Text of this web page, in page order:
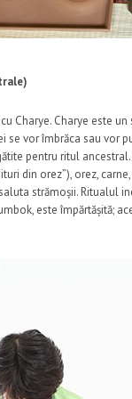
Charye. Charye este
se vor îmbrăca sau vor
pentru ritul
din orez”), orez,
strămoșii. Ritualul
este împărtășită;